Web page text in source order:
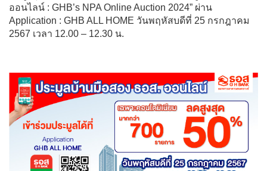
ออนไลน์ : GHB’s NPA Online Auction 2024” ผ่าน
Application : GHB ALL HOME วันพฤหัสบดีที่ 25 กรกฎาคม
2567 เวลา 12.00 – 12.30 น.